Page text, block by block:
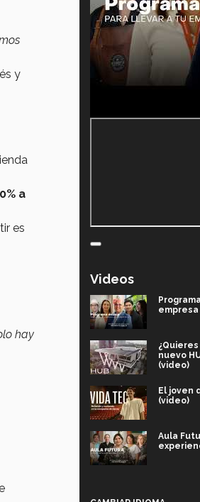
y
a
es
hay
Videos
nuevo
(video)
El joven
(video)
Aula